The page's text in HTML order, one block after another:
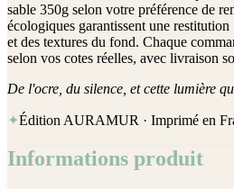
sable 350g selon votre préférence de
écologiques garantissent une
et des textures du fond. Chaque
selon vos cotes réelles, avec livraison
De l'ocre, du silence, et cette lumière
✦Édition AURAMUR · Imprimé en
Informations produit